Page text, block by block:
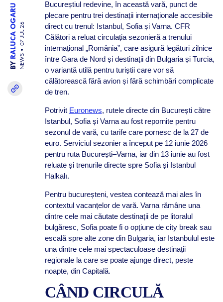
BY
RALUCA OGARU
NEWS
07 JUL 26
Bucureștiul redevine, în această vară, punct de
plecare pentru trei destinații internaționale accesibile
direct cu trenul: Istanbul, Sofia și Varna. CFR
Călători a reluat circulația sezonieră a trenului
internațional „România”, care asigură legături zilnice
între Gara de Nord și destinații din Bulgaria și Turcia,
o variantă utilă pentru turiștii care vor să
călătorească fără avion și fără schimbări complicate
de tren.
Potrivit Euronews, rutele directe din București către
Istanbul, Sofia și Varna au fost repornite pentru
sezonul de vară, cu tarife care pornesc de la 27 de
euro. Serviciul sezonier a început pe 12 iunie 2026
pentru ruta București–Varna, iar din 13 iunie au fost
reluate și trenurile directe spre Sofia și Istanbul
Halkalı.
Pentru bucureșteni, vestea contează mai ales în
contextul vacanțelor de vară. Varna rămâne una
dintre cele mai căutate destinații de pe litoralul
bulgăresc, Sofia poate fi o opțiune de city break sau
escală spre alte zone din Bulgaria, iar Istanbulul este
una dintre cele mai spectaculoase destinații
regionale la care se poate ajunge direct, peste
noapte, din Capitală.
CÂND CIRCULĂ